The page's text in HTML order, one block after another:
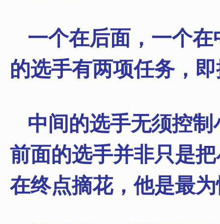
一个在后面，一个
的选手有两项任务，
中间的选手无须控
前面的选手并非只是
在终点摘花，他是最